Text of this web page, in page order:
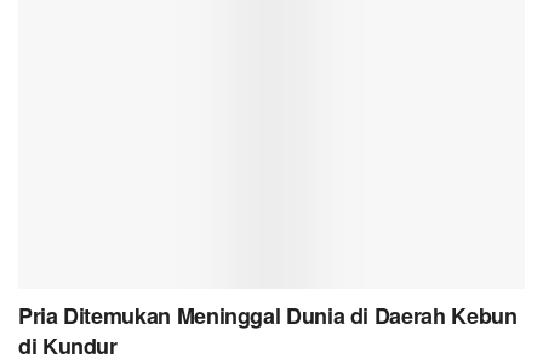
Pria Ditemukan Meninggal Dunia di Daerah Kebun
di Kundur